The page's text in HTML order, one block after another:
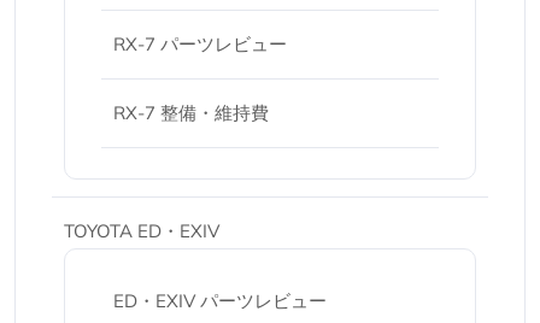
RX-7 パーツレビュー
RX-7 整備・維持費
TOYOTA ED・EXIV
ED・EXIV パーツレビュー